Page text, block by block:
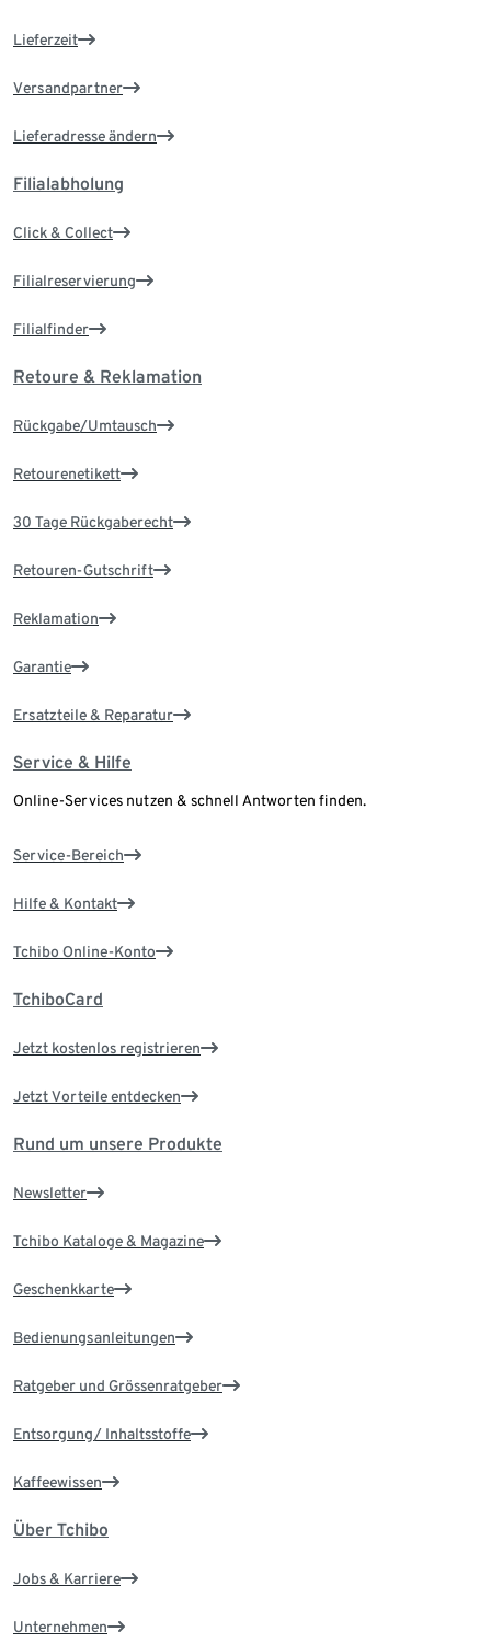
Lieferzeit
Versandpartner
Lieferadresse ändern
Filialabholung
Click & Collect
Filialreservierung
Filialfinder
Retoure & Reklamation
Rückgabe/Umtausch
Retourenetikett
30 Tage Rückgaberecht
Retouren-Gutschrift
Reklamation
Garantie
Ersatzteile & Reparatur
Service & Hilfe
Online-Services nutzen & schnell Antworten finden.
Service-Bereich
Hilfe & Kontakt
Tchibo Online-Konto
TchiboCard
Jetzt kostenlos registrieren
Jetzt Vorteile entdecken
Rund um unsere Produkte
Newsletter
Tchibo Kataloge & Magazine
Geschenkkarte
Bedienungsanleitungen
Ratgeber und Grössenratgeber
Entsorgung/ Inhaltsstoffe
Kaffeewissen
Über Tchibo
Jobs & Karriere
Unternehmen